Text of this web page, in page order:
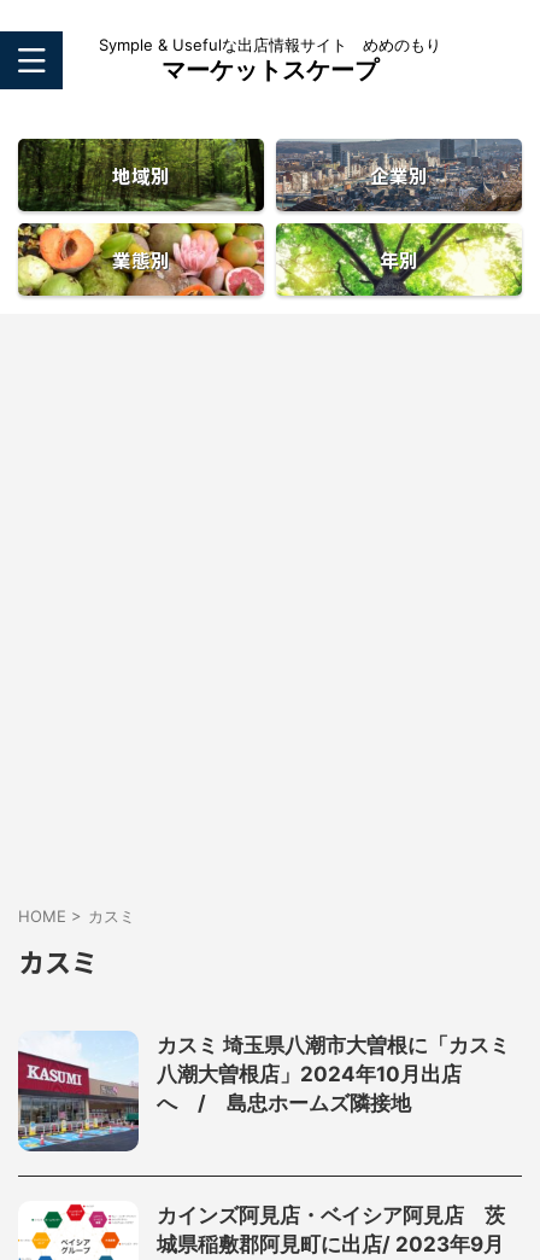
Symple & Usefulな出店情報サイト めめのもり
マーケットスケープ
地域別 企業別
業態別 年別
HOME > カスミ
カスミ
カスミ 埼玉県八潮市大曽根に「カスミ
八潮大曽根店」2024年10月出店
へ / 島忠ホームズ隣接地
カインズ阿見店・ベイシア阿見店 茨
城県稲敷郡阿見町に出店/ 2023年9月